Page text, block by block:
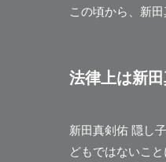
この頃から、新
法律上は新
新田真剣佑 隠し
どもではないこ